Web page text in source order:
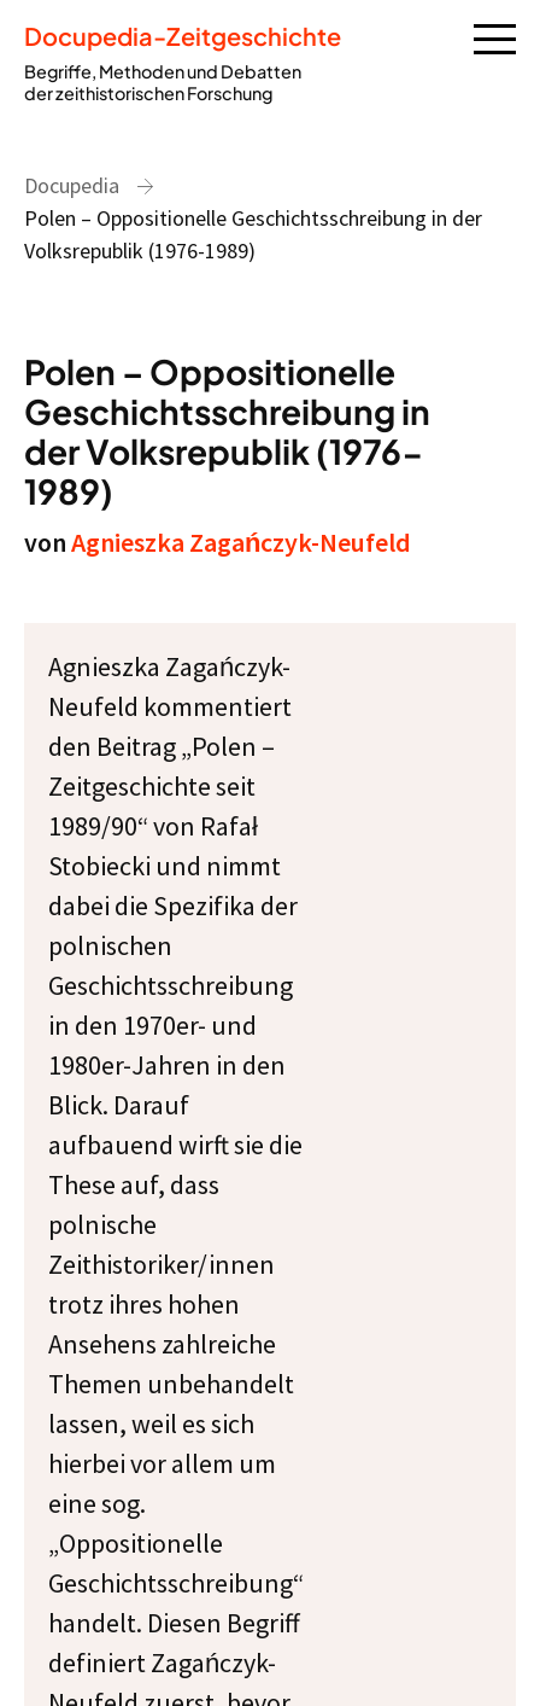
Docupedia-Zeitgeschichte
Begriffe, Methoden und Debatten
der zeithistorischen Forschung
Docupedia
Polen – Oppositionelle Geschichtsschreibung in der
Volksrepublik (1976-1989)
Polen – Oppositionelle
Geschichtsschreibung in
der Volksrepublik (1976-
1989)
vonAgnieszka Zagańczyk-Neufeld
Agnieszka Zagańczyk-
Neufeld kommentiert
den Beitrag „Polen –
Zeitgeschichte seit
1989/90“ von Rafał
Stobiecki und nimmt
dabei die Spezifika der
polnischen
Geschichtsschreibung
in den 1970er- und
1980er-Jahren in den
Blick. Darauf
aufbauend wirft sie die
These auf, dass
polnische
Zeithistoriker/innen
trotz ihres hohen
Ansehens zahlreiche
Themen unbehandelt
lassen, weil es sich
hierbei vor allem um
eine sog.
„Oppositionelle
Geschichtsschreibung“
handelt. Diesen Begriff
definiert Zagańczyk-